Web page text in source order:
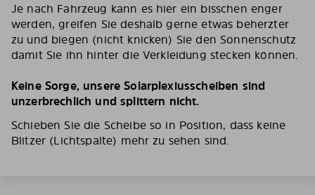
Je nach Fahrzeug kann es hier ein bisschen enger
werden, greifen Sie deshalb gerne etwas beherzter
zu und biegen (nicht knicken) Sie den Sonnenschutz
damit Sie ihn hinter die Verkleidung stecken können.
Keine Sorge, unsere Solarplexiusscheiben sind
unzerbrechlich und splittern nicht.
Schieben Sie die Scheibe so in Position, dass keine
Blitzer (Lichtspalte) mehr zu sehen sind.